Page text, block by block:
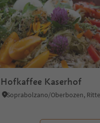
Hofkaffee Kaserhof